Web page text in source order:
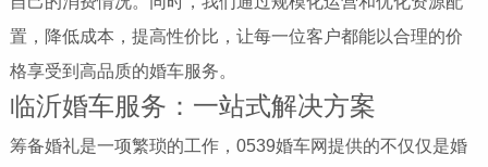
置，降低成本，提高性价比，让每一位客户都能以合理的价
格享受到高品质的婚车服务。
临沂婚车服务：一站式解决方案
筹备婚礼是一项繁琐的工作，0539婚车网提供的不仅仅是婚